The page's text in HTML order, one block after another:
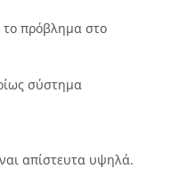
πρόβλημα στο
σύστημα
απίστευτα υψηλά.